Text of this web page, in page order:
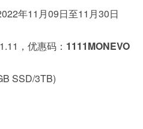
年11月09日至11月30日
，优惠码： 1111MONEVO​
SSD/3TB)